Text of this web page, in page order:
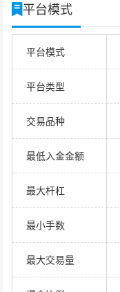
平台模式
平台模式
平台类型
交易品种
最低入金金额
最大杆杠
最小手数
最大交易量